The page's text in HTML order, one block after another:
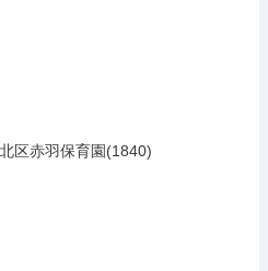
区赤羽保育園(1840)